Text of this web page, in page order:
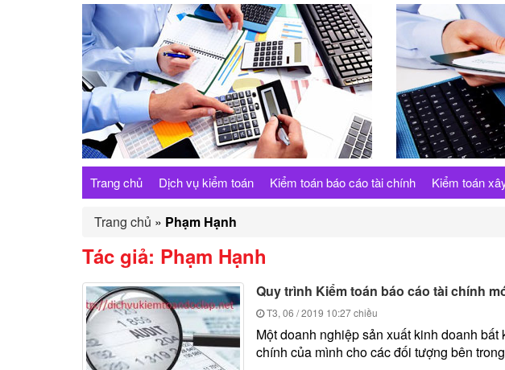
Trang chủ Dịch vụ kiểm toán Kiểm toán báo cáo tài chính Kiểm toán
Trang chủ » Phạm Hạnh
Tác giả: Phạm Hạnh
Quy trình Kiểm toán báo cáo tài chính
T3, 06 / 2019 10:27 chiều
Một doanh nghiệp sản xuất kinh doanh
chính của mình cho các đối tượng bên